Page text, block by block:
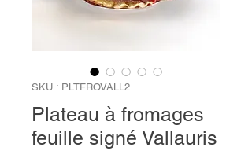
SKU : PLTFROVALL2
Plateau à fromages
feuille signé Vallauris